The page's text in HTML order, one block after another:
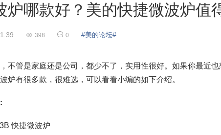
炉哪款好？美的快捷微波炉值
398 0 #美的论坛#
不管是家庭还是公司，都少不了，实用性很好。如果你最近
炉有很多款，很难选，可以看看小编的如下介绍。
快捷微波炉